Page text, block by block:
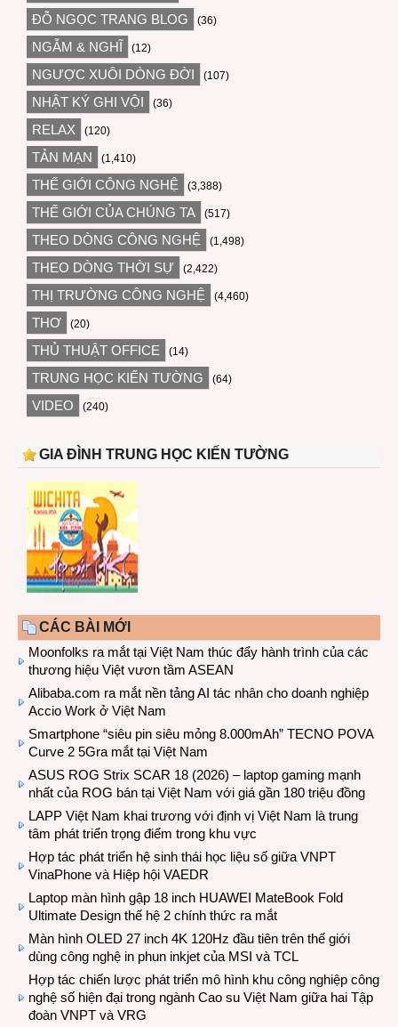
ĐỖ NGỌC TRANG BLOG (36)
NGẪM & NGHĨ (12)
NGƯỢC XUÔI DÒNG ĐỜI (107)
NHẬT KÝ GHI VỘI (36)
RELAX (120)
TẢN MẠN (1,410)
THẾ GIỚI CÔNG NGHỆ (3,388)
THẾ GIỚI CỦA CHÚNG TA (517)
THEO DÒNG CÔNG NGHỆ (1,498)
THEO DÒNG THỜI SỰ (2,422)
THỊ TRƯỜNG CÔNG NGHỆ (4,460)
THƠ (20)
THỦ THUẬT OFFICE (14)
TRUNG HỌC KIẾN TƯỜNG (64)
VIDEO (240)
GIA ĐÌNH TRUNG HỌC KIẾN TƯỜNG
CÁC BÀI MỚI
Moonfolks ra mắt tại Việt Nam thúc đẩy hành trình của các
thương hiệu Việt vươn tầm ASEAN
Alibaba.com ra mắt nền tảng AI tác nhân cho doanh nghiệp
Accio Work ở Việt Nam
Smartphone “siêu pin siêu mỏng 8.000mAh” TECNO POVA
Curve 2 5Gra mắt tại Việt Nam
ASUS ROG Strix SCAR 18 (2026) – laptop gaming mạnh
nhất của ROG bán tại Việt Nam với giá gần 180 triệu đồng
LAPP Việt Nam khai trương với định vị Việt Nam là trung
tâm phát triển trọng điểm trong khu vực
Hợp tác phát triển hệ sinh thái học liệu số giữa VNPT
VinaPhone và Hiệp hội VAEDR
Laptop màn hình gập 18 inch HUAWEI MateBook Fold
Ultimate Design thế hệ 2 chính thức ra mắt
Màn hình OLED 27 inch 4K 120Hz đầu tiên trên thế giới
dùng công nghệ in phun inkjet của MSI và TCL
Hợp tác chiến lược phát triển mô hình khu công nghiệp công
nghệ số hiện đại trong ngành Cao su Việt Nam giữa hai Tập
đoàn VNPT và VRG